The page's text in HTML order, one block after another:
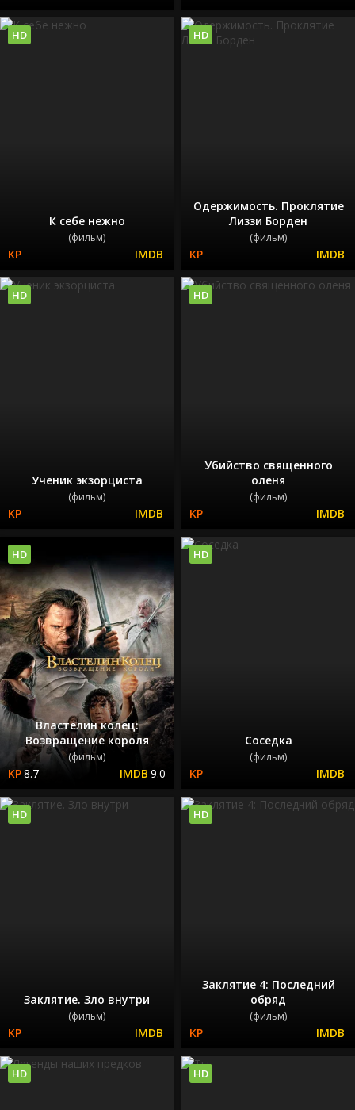
К себе нежно
(фильм)
HD
Одержимость. Проклятие
Лиззи Борден
(фильм)
HD
Ученик экзорциста
(фильм)
HD
Убийство священного
оленя
(фильм)
HD
Властелин колец:
Возвращение короля
(фильм)
8.7 9.0
HD
Соседка
(фильм)
HD
Заклятие. Зло внутри
(фильм)
HD
Заклятие 4: Последний
обряд
(фильм)
HD
HD HD